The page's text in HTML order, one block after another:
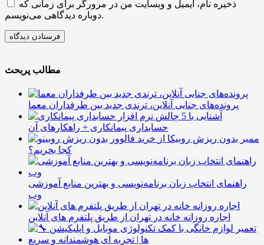
ذخیره نام، ایمیل و وبسایت من در مرورگر برای زمانی که
دوباره دیدگاهی می‌نویسم.
مطالب پربحث
پرونده‌های جنایی آنلاین، ترندی جدید بین طرفداران معما
آشنایی با 5 چالش
حسابداری پیمانکاری + راهکارهای آن
ممبر بدون ریزش روبیکا از
کجا بخریم؟
راهنمای انتخاب زبان برنامه‌نویسی و بهترین منابع آموزشی
وب
اجاره روزانه خانه در تهران از طریق پلتفرم های آنلاین